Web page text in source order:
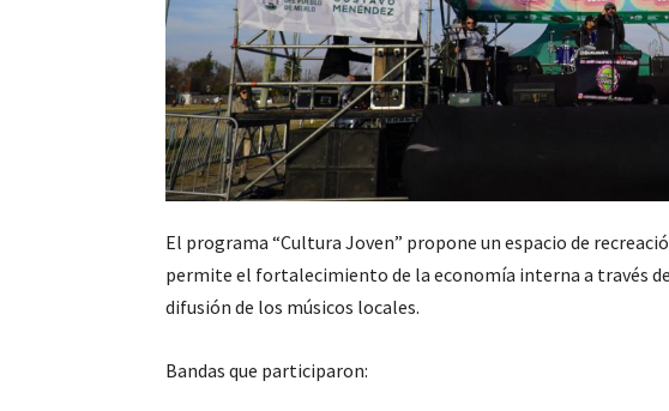
El programa “Cultura Joven” propone un espacio de
permite el fortalecimiento de la economía interna a través
difusión de los músicos locales.
Bandas que participaron: